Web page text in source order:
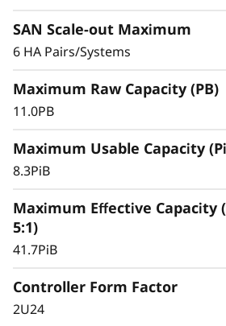
a
Сверхбыстрое блочное
приложений и рабочих
высокой
виртуальной среды,
данных и других рабочих
СХД ThinkSystem серии DS
крупномасштабные среды SAN
более высокую
поддерживает высокую
SAN Scale-out Maximum
6 HA Pairs/Systems
Maximum Raw Capacity (PB)
11.0PB
Maximum Usable Capacity
8.3PiB
Maximum Effective Capacity
5:1)
41.7PiB
Controller Form Factor
2U24